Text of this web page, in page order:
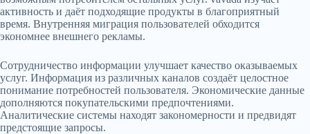
активность и даёт подходящие продукты в благоприятный
время. Внутренняя миграция пользователей обходится
экономнее внешнего рекламы.
Сотрудничество информации улучшает качество оказываемых
услуг. Информация из различных каналов создаёт целостное
понимание потребностей пользователя. Экономические данные
дополняются покупательскими предпочтениями.
Аналитические системы находят закономерности и предвидят
предстоящие запросы.